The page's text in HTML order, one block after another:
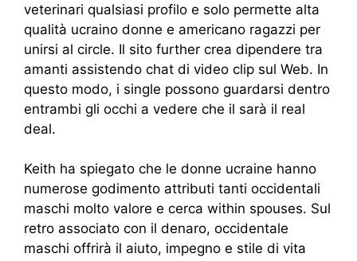
veterinari qualsiasi profilo e solo permette alta
qualità ucraino donne e americano ragazzi per
unirsi al circle. Il sito further crea dipendere tra
amanti assistendo chat di video clip sul Web. In
questo modo, i single possono guardarsi dentro
entrambi gli occhi a vedere che il sarà il real
deal.
Keith ha spiegato che le donne ucraine hanno
numerose godimento attributi tanti occidentali
maschi molto valore e cerca within spouses. Sul
retro associato con il denaro, occidentale
maschi offrirà il aiuto, impegno e stile di vita